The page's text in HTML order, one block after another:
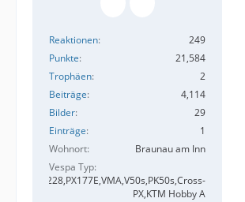
Reaktionen
249
Punkte
21,584
Trophäen
2
Beiträge
4,114
Bilder
29
Einträge
1
Wohnort
Braunau am Inn
Vespa Typ
PX,KTM Hobby A